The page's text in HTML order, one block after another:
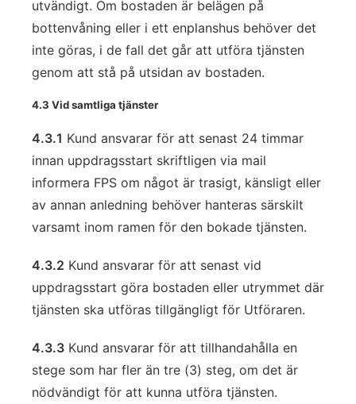
utvändigt. Om bostaden är belägen på
bottenvåning eller i ett enplanshus behöver det
inte göras, i de fall det går att utföra tjänsten
genom att stå på utsidan av bostaden.
4.3 Vid samtliga tjänster
4.3.1 Kund ansvarar för att senast 24 timmar
innan uppdragsstart skriftligen via mail
informera FPS om något är trasigt, känsligt eller
av annan anledning behöver hanteras särskilt
varsamt inom ramen för den bokade tjänsten.
4.3.2 Kund ansvarar för att senast vid
uppdragsstart göra bostaden eller utrymmet där
tjänsten ska utföras tillgängligt för Utföraren.
4.3.3 Kund ansvarar för att tillhandahålla en
stege som har fler än tre (3) steg, om det är
nödvändigt för att kunna utföra tjänsten.